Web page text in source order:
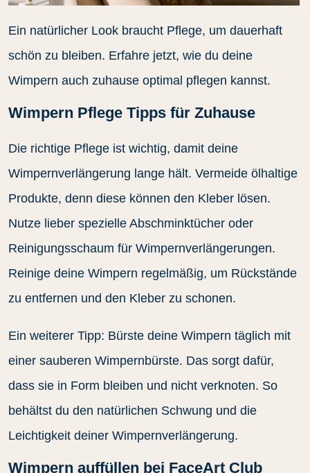
Ein natürlicher Look braucht Pflege, um dauerhaft
schön zu bleiben. Erfahre jetzt, wie du deine
Wimpern auch zuhause optimal pflegen kannst.
Wimpern Pflege Tipps für Zuhause
Die richtige Pflege ist wichtig, damit deine
Wimpernverlängerung lange hält. Vermeide ölhaltige
Produkte, denn diese können den Kleber lösen.
Nutze lieber spezielle Abschminktücher oder
Reinigungsschaum für Wimpernverlängerungen.
Reinige deine Wimpern regelmäßig, um Rückstände
zu entfernen und den Kleber zu schonen.
Ein weiterer Tipp: Bürste deine Wimpern täglich mit
einer sauberen Wimpernbürste. Das sorgt dafür,
dass sie in Form bleiben und nicht verknoten. So
behältst du den natürlichen Schwung und die
Leichtigkeit deiner Wimpernverlängerung.
Wimpern auffüllen bei FaceArt Club